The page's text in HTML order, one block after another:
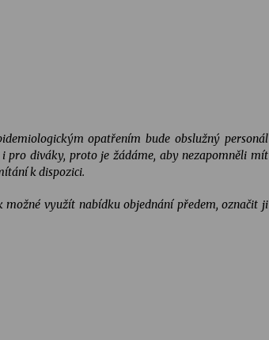
opatřením bude obslužný personál
pro diváky, proto je žádáme, aby nezapomněli mít
k dispozici.
možné využít nabídku objednání předem, označit ji